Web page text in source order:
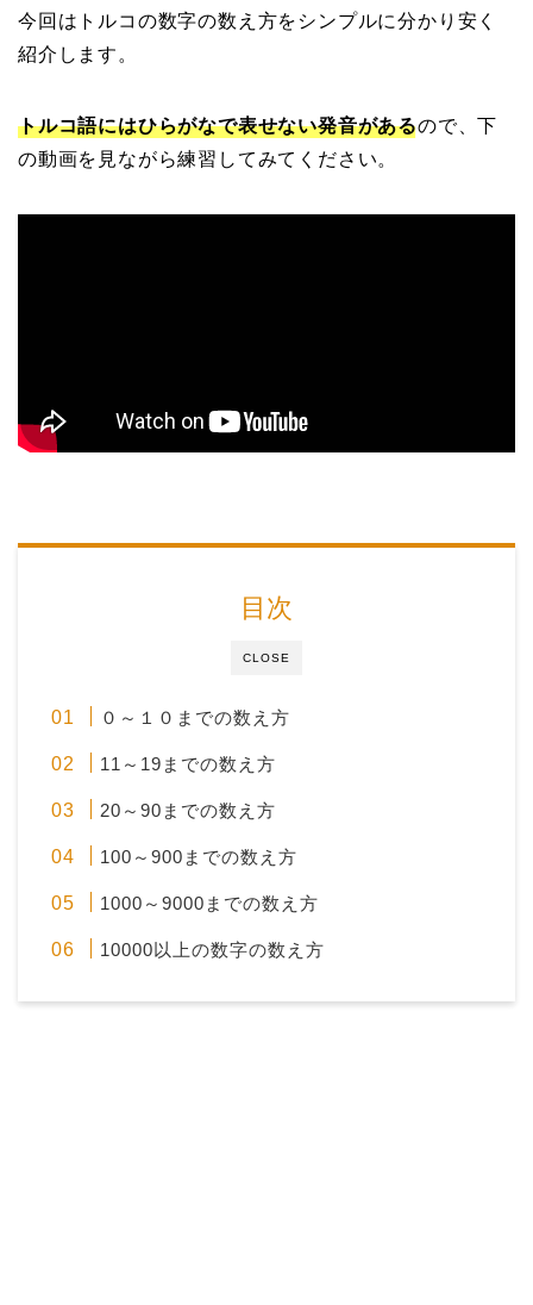
今回はトルコの数字の数え方をシンプルに分かり安く
紹介します。
トルコ語にはひらがなで表せない発音があるので、下
の動画を見ながら練習してみてください。
CLOSE
目次
０～１０までの数え方
11～19までの数え方
20～90までの数え方
100～900までの数え方
1000～9000までの数え方
10000以上の数字の数え方